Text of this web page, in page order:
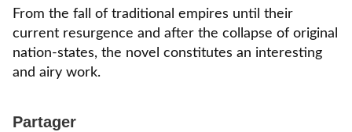
From the fall of traditional empires until their
current resurgence and after the collapse of original
nation-states, the novel constitutes an interesting
and airy work.
Partager